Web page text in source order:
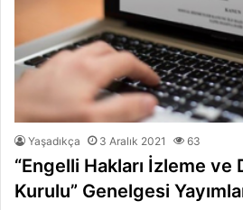
Yaşadıkça 3 Aralık 2021 63
“Engelli Hakları İzleme
Kurulu” Genelgesi